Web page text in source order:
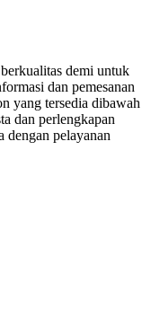
demi untuk
dan pemesanan
yang tersedia dibawah
dan perlengkapan
dengan pelayanan